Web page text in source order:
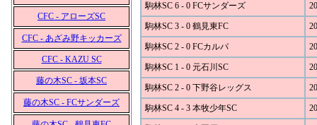
CFC - アローズSC
CFC - あざみ野キッカーズ
CFC - KAZU SC
藤の木SC - 坂本SC
藤の木SC - FCサンダーズ
駒林SC 6 - 0 FCサンダーズ
駒林SC 3 - 0 鶴見東FC
駒林SC 2 - 0 FCカルパ
駒林SC 1 - 0 元石川SC
駒林SC 2 - 0 下野谷レッグス
駒林SC 4 - 3 本牧少年SC